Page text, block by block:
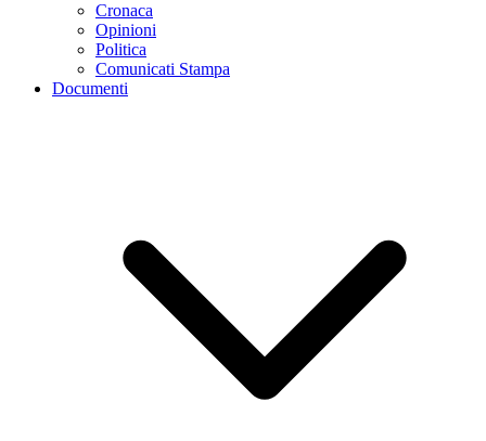
Cronaca
Opinioni
Politica
Comunicati Stampa
Documenti